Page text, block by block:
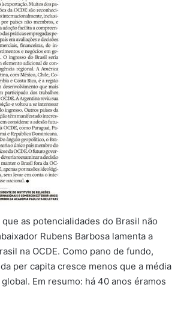
as potencialidades do Brasil não
Rubens Barbosa lamenta a
na OCDE. Como pano de fundo,
per capita cresce menos que a média
Em resumo: há 40 anos éramos